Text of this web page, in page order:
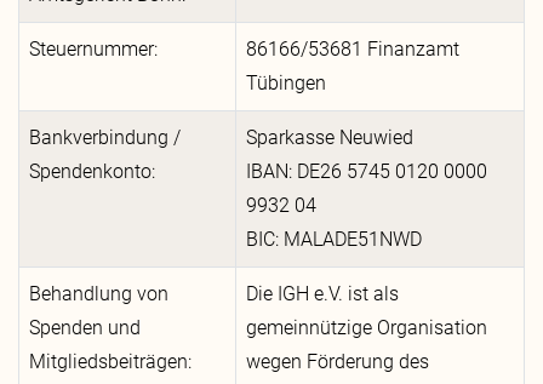
Steuernummer:
86166/53681 Finanzamt
Tübingen
Bankverbindung /
Spendenkonto:
Sparkasse Neuwied
IBAN: DE26 5745 0120 0000
9932 04
BIC: MALADE51NWD
Behandlung von
Spenden und
Mitgliedsbeiträgen:
Die IGH e.V. ist als
gemeinnützige Organisation
wegen Förderung des